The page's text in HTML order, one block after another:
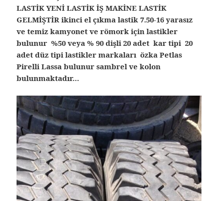
LASTİK YENİ LASTİK İŞ MAKİNE LASTİK
GELMİŞTİR ikinci el çıkma lastik7.50-16 yarasız
ve temiz kamyonet ve römork için lastikler
bulunur %50 veya % 90 dişli 20 adet kar tipi 20
adet düz tipi lastikler markaları özka Petlas
Pirelli Lassa bulunur sambrel ve kolon
bulunmaktadır…